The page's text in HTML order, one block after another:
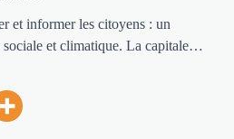
et informer les citoyens : un
sociale et climatique. La capitale…